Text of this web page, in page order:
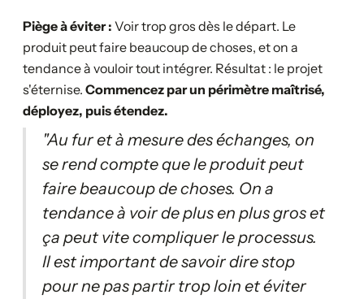
Piège à éviter : Voir trop gros dès le départ. Le
produit peut faire beaucoup de choses, et on a
tendance à vouloir tout intégrer. Résultat : le projet
s'éternise. Commencez par un périmètre maîtrisé,
déployez, puis étendez.
"Au fur et à mesure des échanges, on
se rend compte que le produit peut
faire beaucoup de choses. On a
tendance à voir de plus en plus gros et
ça peut vite compliquer le processus.
Il est important de savoir dire stop
pour ne pas partir trop loin et éviter